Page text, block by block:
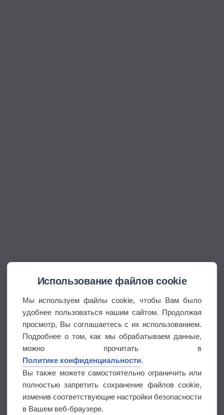
Использование файлов cookie
Мы используем файлы cookie, чтобы Вам было
удобнее пользоваться нашим сайтом. Продолжая
просмотр, Вы соглашаетесь с их использованием.
Подробнее о том, как мы обрабатываем данные,
можно прочитать в
Политике конфиденциальности.
Вы также можете самостоятельно ограничить или
полностью запретить сохранение файлов cookie,
изменив соответствующие настройки безопасности
в Вашем веб-браузере.